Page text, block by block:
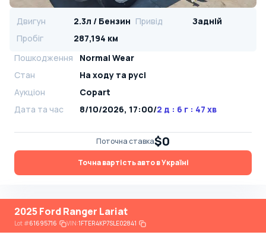
Двигун 2.3л / Бензин Привід
Задній
Пробіг
287,194 км
Пошкодження
Normal Wear
Стан
На ​​ходу та русі
Аукціон
Copart
Дата та час
8/10/2026, 17:00/2 д : 6 г : 47 хв
Поточна ставка$0
Точна вартість авто в Україні
2025 Ford Ranger Lariat
Lot#61695716 VIN:1FTER4KP7SLE02841